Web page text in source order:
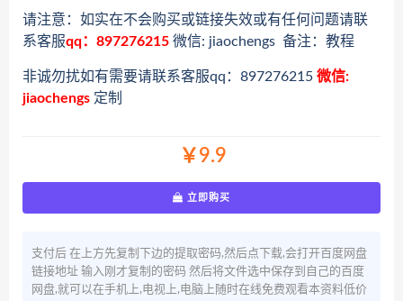
请注意：如实在不会购买或链接失效或有任何问题请联
系客服qq：897276215 微信: jiaochengs 备注：教程
非诚勿扰如有需要请联系客服qq：897276215 微信:
jiaochengs 定制
￥9.9
立即购买
支付后 在上方先复制下边的提取密码,然后点下载,会打开百度网盘
链接地址 输入刚才复制的密码 然后将文件选中保存到自己的百度
网盘,就可以在手机上,电视上,电脑上随时在线免费观看本资料低价